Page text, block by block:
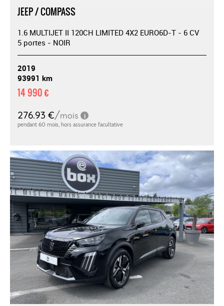
JEEP / COMPASS
1.6 MULTIJET II 120CH LIMITED 4X2 EURO6D-T - 6 CV
5 portes - NOIR
2019
93991 km
14 990 €